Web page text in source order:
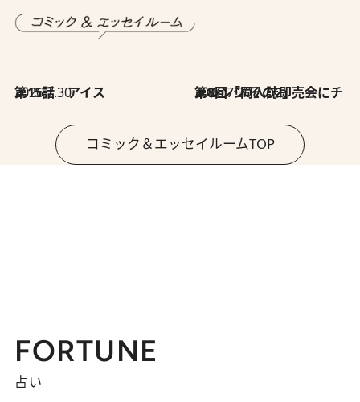
2026.7.30
第15話 アイス 2026.7.30
第8回「同人誌即売会にチャレンジ その2」
コミック＆エッセイルームTOP
FORTUNE
占い